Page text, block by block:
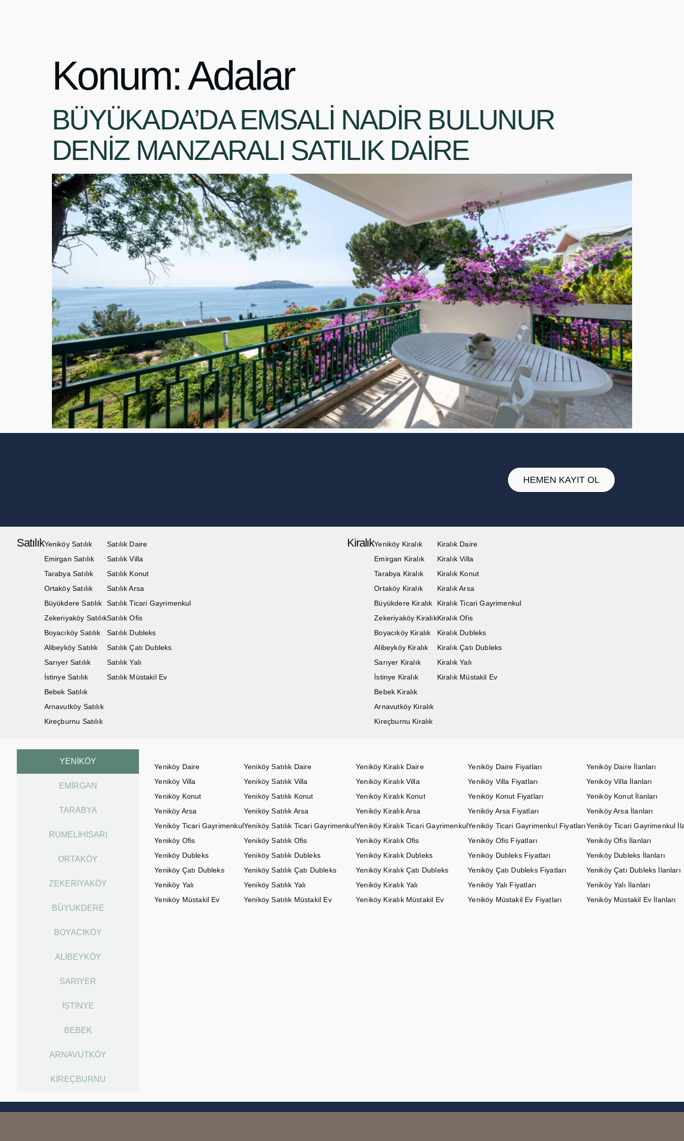
Konum:Adalar
BÜYÜKADA’DA EMSALİ NADİR BULUNUR
DENİZ MANZARALI SATILIK DAİRE
HEMEN KAYIT OL
SatılıkYeniköy Satılık
Emirgan Satılık
Tarabya Satılık
Ortaköy Satılık
Büyükdere Satılık
Zekeriyaköy Satılık
Boyacıköy Satılık
Alibeyköy Satılık
Sarıyer Satılık
İstinye Satılık
Bebek Satılık
Arnavutköy Satılık
Kireçburnu Satılık
Satılık Daire
Satılık Villa
Satılık Konut
Satılık Arsa
Satılık Ticari Gayrimenkul
Satılık Ofis
Satılık Dubleks
Satılık Çatı Dubleks
Satılık Yalı
Satılık Müstakil Ev
KiralıkYeniköy Kiralık
Emirgan Kiralık
Tarabya Kiralık
Ortaköy Kiralık
Büyükdere Kiralık
Zekeriyaköy Kiralık
Boyacıköy Kiralık
Alibeyköy Kiralık
Sarıyer Kiralık
İstinye Kiralık
Bebek Kiralık
Arnavutköy Kiralık
Kireçburnu Kiralık
Kiralık Daire
Kiralık Villa
Kiralık Konut
Kiralık Arsa
Kiralık Ticari Gayrimenkul
Kiralık Ofis
Kiralık Dubleks
Kiralık Çatı Dubleks
Kiralık Yalı
Kiralık Müstakil Ev
YENIKÖY
EMIRGAN
TARABYA
RUMELIHISARI
ORTAKÖY
ZEKERIYAKÖY
BÜYÜKDERE
BOYACIKÖY
ALIBEYKÖY
SARIYER
İSTINYE
BEBEK
ARNAVUTKÖY
KIREÇBURNU
Yeniköy Daire
Yeniköy Villa
Yeniköy Konut
Yeniköy Arsa
Yeniköy Ticari Gayrimenkul
Yeniköy Ofis
Yeniköy Dubleks
Yeniköy Çatı Dubleks
Yeniköy Yalı
Yeniköy Müstakil Ev
Yeniköy Satılık Daire
Yeniköy Satılık Villa
Yeniköy Satılık Konut
Yeniköy Satılık Arsa
Yeniköy Satılık Ticari Gayrimenkul
Yeniköy Satılık Ofis
Yeniköy Satılık Dubleks
Yeniköy Satılık Çatı Dubleks
Yeniköy Satılık Yalı
Yeniköy Satılık Müstakil Ev
Yeniköy Kiralık Daire
Yeniköy Kiralık Villa
Yeniköy Kiralık Konut
Yeniköy Kiralık Arsa
Yeniköy Kiralık Ticari Gayrimenkul
Yeniköy Kiralık Ofis
Yeniköy Kiralık Dubleks
Yeniköy Kiralık Çatı Dubleks
Yeniköy Kiralık Yalı
Yeniköy Kiralık Müstakil Ev
Yeniköy Daire Fiyatları
Yeniköy Villa Fiyatları
Yeniköy Konut Fiyatları
Yeniköy Arsa Fiyatları
Yeniköy Ticari Gayrimenkul Fiyatları
Yeniköy Ofis Fiyatları
Yeniköy Dubleks Fiyatları
Yeniköy Çatı Dubleks Fiyatları
Yeniköy Yalı Fiyatları
Yeniköy Müstakil Ev Fiyatları
Yeniköy Daire İlanları
Yeniköy Villa İlanları
Yeniköy Konut İlanları
Yeniköy Arsa İlanları
Yeniköy Ticari Gayrimenkul
Yeniköy Ofis İlanları
Yeniköy Dubleks İlanları
Yeniköy Çatı Dubleks İlanları
Yeniköy Yalı İlanları
Yeniköy Müstakil Ev İlanları